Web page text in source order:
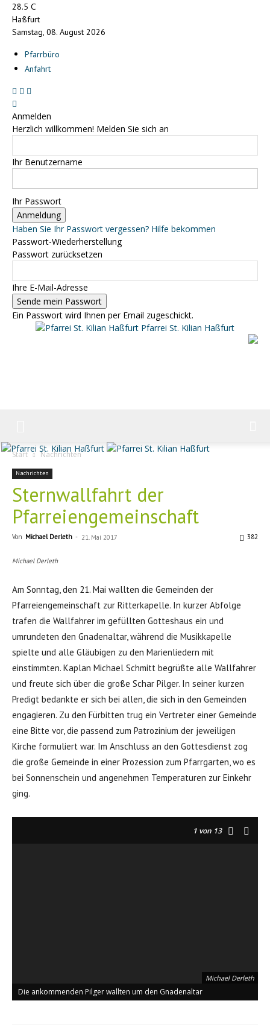
28.5 C
Haßfurt
Samstag, 08. August 2026
Pfarrbüro
Anfahrt
Anmelden
Herzlich willkommen! Melden Sie sich an
Ihr Benutzername
Ihr Passwort
Haben Sie Ihr Passwort vergessen? Hilfe bekommen
Passwort-Wiederherstellung
Passwort zurücksetzen
Ihre E-Mail-Adresse
Ein Passwort wird Ihnen per Email zugeschickt.
Pfarrei St. Kilian Haßfurt
Start Nachrichten
Nachrichten
Sternwallfahrt der
Pfarreiengemeinschaft
Von Michael Derleth - 21. Mai 2017 382
Michael Derleth
Am Sonntag, den 21. Mai wallten die Gemeinden der
Pfarreiengemeinschaft zur Ritterkapelle. In kurzer Abfolge
trafen die Wallfahrer im gefüllten Gotteshaus ein und
umrundeten den Gnadenaltar, während die Musikkapelle
spielte und alle Gläubigen zu den Marienliedern mit
einstimmten. Kaplan Michael Schmitt begrüßte alle Wallfahrer
und freute sich über die große Schar Pilger. In seiner kurzen
Predigt bedankte er sich bei allen, die sich in den Gemeinden
engagieren. Zu den Fürbitten trug ein Vertreter einer Gemeinde
eine Bitte vor, die passend zum Patrozinium der jeweiligen
Kirche formuliert war. Im Anschluss an den Gottesdienst zog
die große Gemeinde in einer Prozession zum Pfarrgarten, wo es
bei Sonnenschein und angenehmen Temperaturen zur Einkehr
ging.
1 von 13
Michael Derleth
Die ankommenden Pilger wallten um den Gnadenaltar